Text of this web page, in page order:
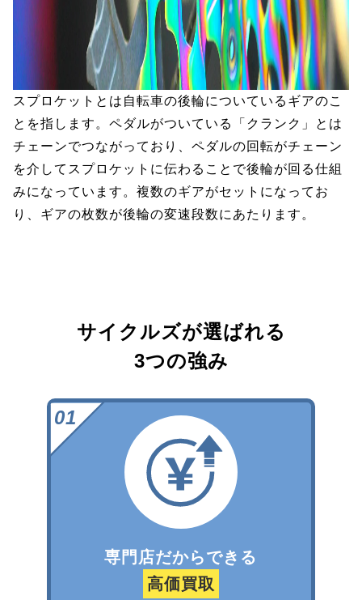
スプロケットとは自転車の後輪についているギアのこ
とを指します。ペダルがついている「クランク」とは
チェーンでつながっており、ペダルの回転がチェーン
を介してスプロケットに伝わることで後輪が回る仕組
みになっています。複数のギアがセットになってお
り、ギアの枚数が後輪の変速段数にあたります。
サイクルズが選ばれる
3つの強み
専門店だからできる
高価買取